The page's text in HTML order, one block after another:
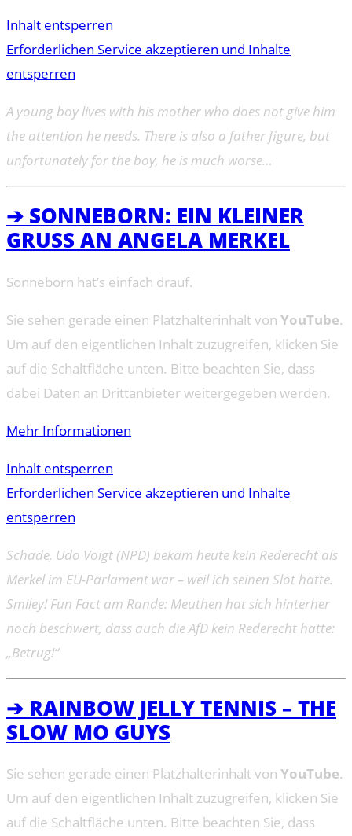
Inhalt entsperren
Erforderlichen Service akzeptieren und Inhalte
entsperren
A young boy lives with his mother who does not give him
the attention he needs. There is also a father figure, but
unfortunately for the boy, he is much worse…
➔ SONNEBORN: EIN KLEINER
GRUSS AN ANGELA MERKEL
Sonneborn hat’s einfach drauf.
Sie sehen gerade einen Platzhalterinhalt von YouTube.
Um auf den eigentlichen Inhalt zuzugreifen, klicken Sie
auf die Schaltfläche unten. Bitte beachten Sie, dass
dabei Daten an Drittanbieter weitergegeben werden.
Mehr Informationen
Inhalt entsperren
Erforderlichen Service akzeptieren und Inhalte
entsperren
Schade, Udo Voigt (NPD) bekam heute kein Rederecht als
Merkel im EU-Parlament war – weil ich seinen Slot hatte.
Smiley! Fun Fact am Rande: Meuthen hat sich hinterher
noch beschwert, dass auch die AfD kein Rederecht hatte:
„Betrug!“
➔ RAINBOW JELLY TENNIS – THE
SLOW MO GUYS
Sie sehen gerade einen Platzhalterinhalt von YouTube.
Um auf den eigentlichen Inhalt zuzugreifen, klicken Sie
auf die Schaltfläche unten. Bitte beachten Sie, dass